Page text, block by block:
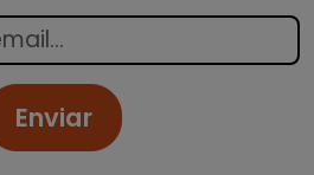
Enviar